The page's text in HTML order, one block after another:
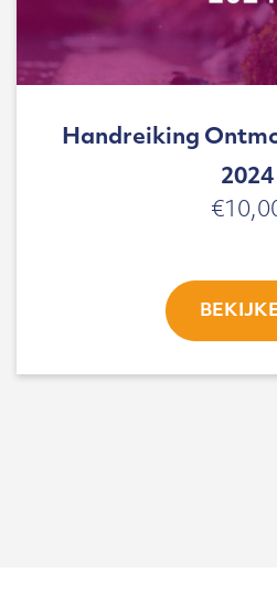
Handreiking
2024
€